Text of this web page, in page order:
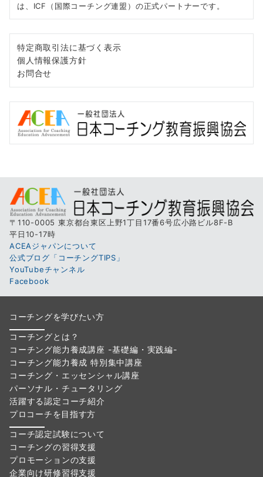
は、ICF（国際コーチング連盟）の正式パートナーです。
特定商取引法に基づく表示
個人情報保護方針
お問合せ
〒110-0005 東京都台東区上野1丁目17番6号広小路ビル8F-B
平日10-17時
ACEAジャパンについて
公式ブログ「コーチングTIPS」
YouTubeチャンネル
Facebook
コーチングを学びたい方
コーチングとは？
コーチング能力養成講座 -基礎編・実践編-
コーチング能力養成 特別集中講座
コーチング・エッセンシャル講座
パーソナル・チュータリング
活躍する認定コーチ紹介
プロコーチを目指す方
コーチ認定試験について
コーチングの習得支援
プロモーションの支援
企業向け研修習得支援